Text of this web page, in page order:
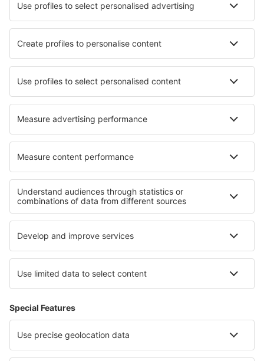
Cele mai bune locuri de cazare - orașe
Cazare în Neerijse Cazare în Siasconset
Cazare în Playa Migjorn Cazare în St Albans
Cazare în Zuidwolde Cazare în Panguipulli
Cele mai bune locuri de cazare - regiuni
Cazare în Champagne Cazare în Val Thorens
Cazare în Arc Cazare în Aquitania
Cazare în regiunea Lacului Geneva
Cazare in Voievodatul Łódź Cazare in Querétaro